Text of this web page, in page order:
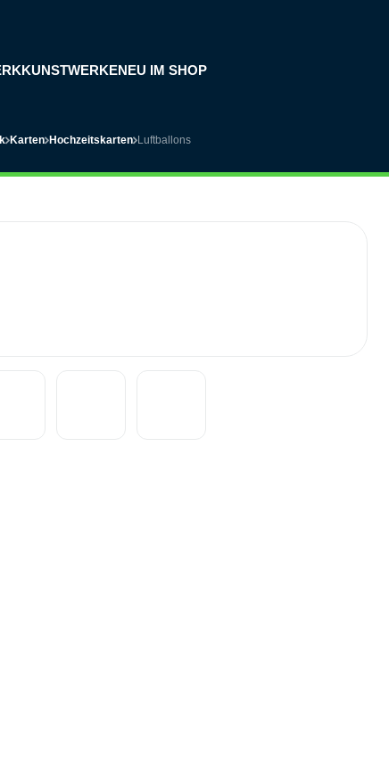
KUNSTWERKENEU IM SHOP
Karten Hochzeitskarten Luftballons